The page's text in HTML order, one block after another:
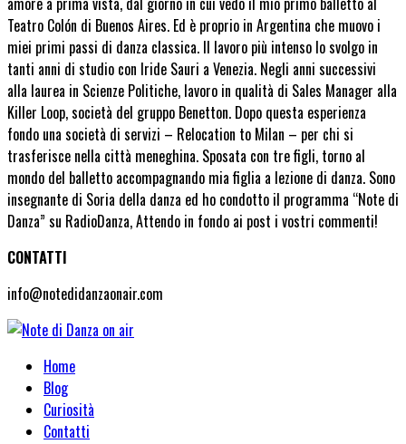
Teatro Colón di Buenos Aires. Ed è proprio in Argentina che muovo i
miei primi passi di danza classica. Il lavoro più intenso lo svolgo in
tanti anni di studio con Iride Sauri a Venezia. Negli anni successivi
alla laurea in Scienze Politiche, lavoro in qualità di Sales Manager alla
Killer Loop, società del gruppo Benetton. Dopo questa esperienza
fondo una società di servizi – Relocation to Milan – per chi si
trasferisce nella città meneghina. Sposata con tre figli, torno al
mondo del balletto accompagnando mia figlia a lezione di danza. Sono
insegnante di Soria della danza ed ho condotto il programma “Note di
Danza” su RadioDanza, Attendo in fondo ai post i vostri commenti!
CONTATTI
info@notedidanzaonair.com
Home
Blog
Curiosità
Contatti